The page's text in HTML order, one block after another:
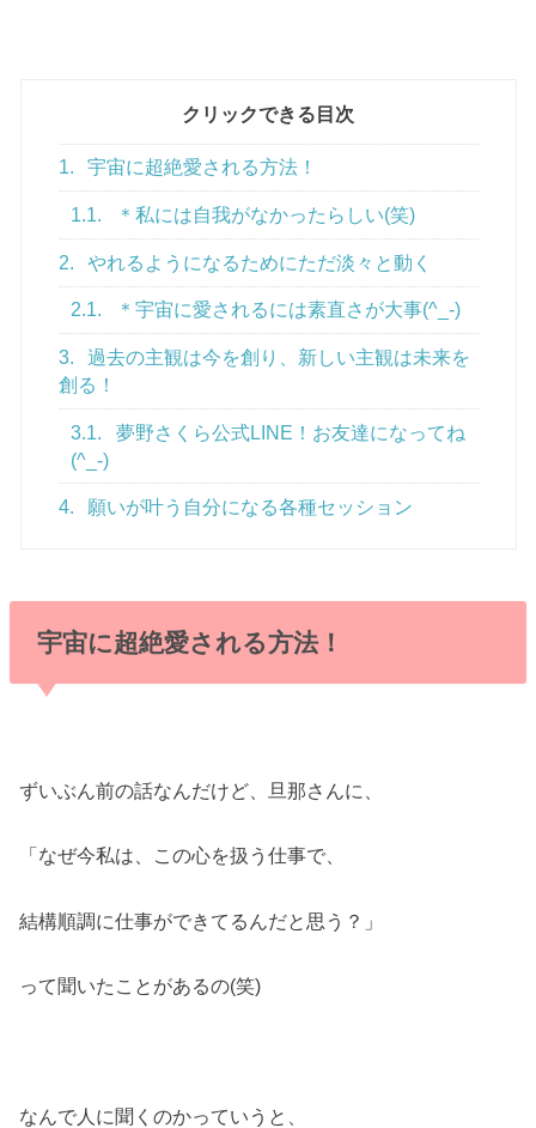
クリックできる目次
1. 宇宙に超絶愛される方法！
1.1. ＊私には自我がなかったらしい(笑)
2. やれるようになるためにただ淡々と動く
2.1. ＊宇宙に愛されるには素直さが大事(^_-)
3.
過去の主観は今を創り、新しい主観は未来を
創る！
3.1.
夢野さくら公式LINE！お友達になってね
(^_-)
4. 願いが叶う自分になる各種セッション
宇宙に超絶愛される方法！
ずいぶん前の話なんだけど、旦那さんに、
「なぜ今私は、この心を扱う仕事で、
結構順調に仕事ができてるんだと思う？」
って聞いたことがあるの(笑)
なんで人に聞くのかっていうと、